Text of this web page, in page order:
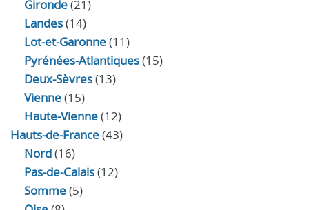
Gironde(21)
Landes(14)
Lot-et-Garonne(11)
Pyrénées-Atlantiques(15)
Deux-Sèvres(13)
Vienne(15)
Haute-Vienne(12)
Hauts-de-France(43)
Nord(16)
Pas-de-Calais(12)
Somme(5)